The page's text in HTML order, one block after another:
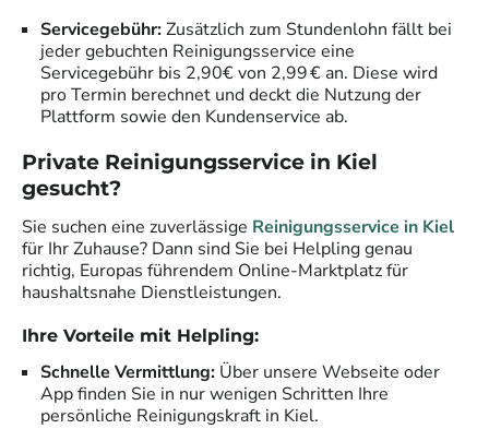
Servicegebühr:Zusätzlich zum Stundenlohn fällt bei
jeder gebuchten Reinigungsservice eine
Servicegebühr bis 2,90€ von 2,99 € an. Diese wird
pro Termin berechnet und deckt die Nutzung der
Plattform sowie den Kundenservice ab.
Private Reinigungsservice in Kiel
gesucht?
Sie suchen eine zuverlässige Reinigungsservice in Kiel
für Ihr Zuhause? Dann sind Sie bei Helpling genau
richtig, Europas führendem Online-Marktplatz für
haushaltsnahe Dienstleistungen.
Ihre Vorteile mit Helpling:
Schnelle Vermittlung: Über unsere Webseite oder
App finden Sie in nur wenigen Schritten Ihre
persönliche Reinigungskraft in Kiel.